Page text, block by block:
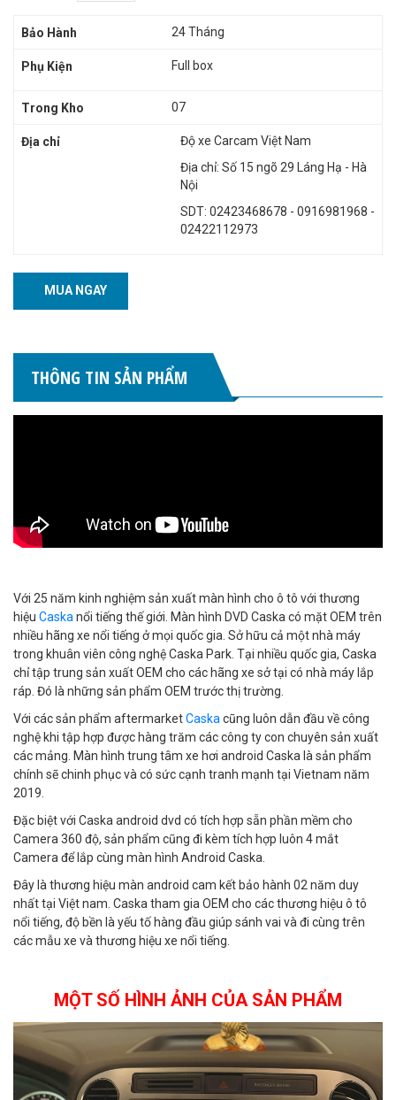
Bảo Hành 24 Tháng
Phụ Kiện Full box
Trong Kho 07
Địa chỉ
Độ xe Carcam Việt Nam
Địa chỉ: Số 15 ngõ 29 Láng Hạ - Hà
Nội
SDT: 02423468678 - 0916981968 -
02422112973
MUA NGAY
THÔNG TIN SẢN PHẨM
Với 25 năm kinh nghiệm sản xuất màn hình cho ô tô với thương
hiệu Caska nổi tiếng thế giới. Màn hình DVD Caska có mặt OEM trên
nhiều hãng xe nổi tiếng ở mọi quốc gia. Sở hữu cả một nhà máy
trong khuân viên công nghệ Caska Park. Tại nhiều quốc gia, Caska
chỉ tập trung sản xuất OEM cho các hãng xe sở tại có nhà máy lắp
ráp. Đó là những sản phẩm OEM trước thị trường.
Với các sản phẩm aftermarketCaska cũng luôn dẫn đầu về công
nghệ khi tập hợp được hàng trăm các công ty con chuyên sản xuất
các mảng. Màn hình trung tâm xe hơi android Caska là sản phẩm
chính sẽ chinh phục và có sức cạnh tranh mạnh tại Vietnam năm
2019.
Đặc biệt với Caska android dvd có tích hợp sẵn phần mềm cho
Camera 360 độ, sản phẩm cũng đi kèm tích hợp luôn 4 mắt
Camera để lắp cùng màn hình Android Caska.
Đây là thương hiệu màn android cam kết bảo hành 02 năm duy
nhất tại Việt nam. Caska tham gia OEM cho các thương hiệu ô tô
nổi tiếng, độ bền là yếu tố hàng đầu giúp sánh vai và đi cùng trên
các mẫu xe và thương hiệu xe nổi tiếng.
MỘT SỐ HÌNH ẢNH CỦA SẢN PHẨM